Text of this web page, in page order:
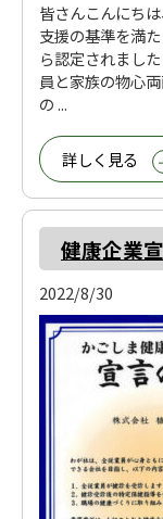
皆さんこんにち
支援の基準を満
ら認定されまし
員と家族の物心
の ...
詳しく見る
健康企業
2022/8/30